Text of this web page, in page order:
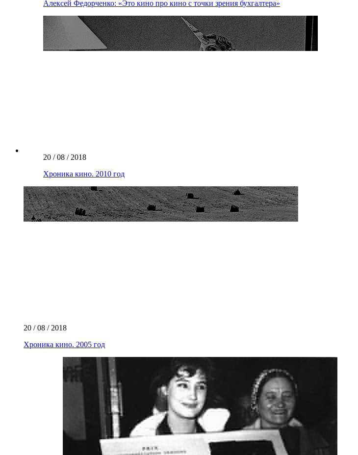
Алексей Федорченко: «Это кино про кино с точки зрения бухгалтера»
20 / 08 / 2018
Хроника кино. 2010 год
20 / 08 / 2018
Хроника кино. 2005 год